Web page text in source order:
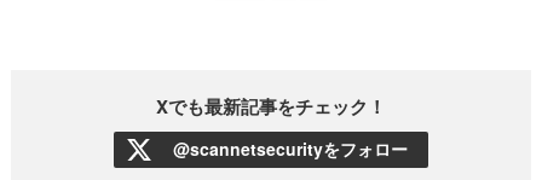
Xでも最新記事をチェック！
@scannetsecurityをフォロー